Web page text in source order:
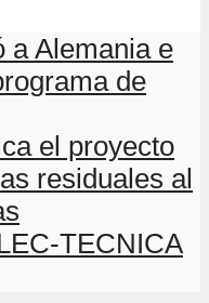
a Alemania e
de
el proyecto
residuales al
TECNICA